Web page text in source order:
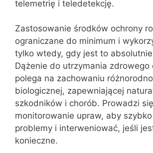
telemetrię i teledetekcję.
Zastosowanie środków ochrony
ograniczane do minimum i
tylko wtedy, gdy jest to
Dążenie do utrzymania zdrowego
polega na zachowaniu
biologicznej, zapewniającej
szkodników i chorób. Prowadzi
monitorowanie upraw, aby
problemy i interweniować, jeśli
konieczne.